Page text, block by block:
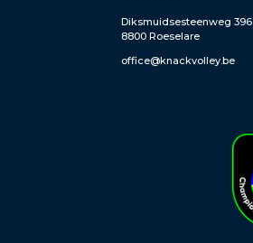
Diksmuidsesteenweg 396
8800 Roeselare
office@knackvolley.be